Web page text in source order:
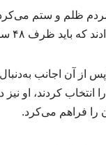
ظلم و ستم می‌کرد،
کرده و او را به جزیره موریس تبعید کردند.
از آن اجانب
انتخاب کردند، او
را فراهم می‌کرد.